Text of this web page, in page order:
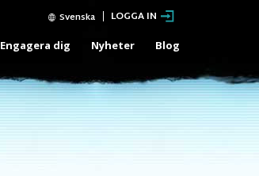
Svenska LOGGA IN
Engagera dig Nyheter Blog